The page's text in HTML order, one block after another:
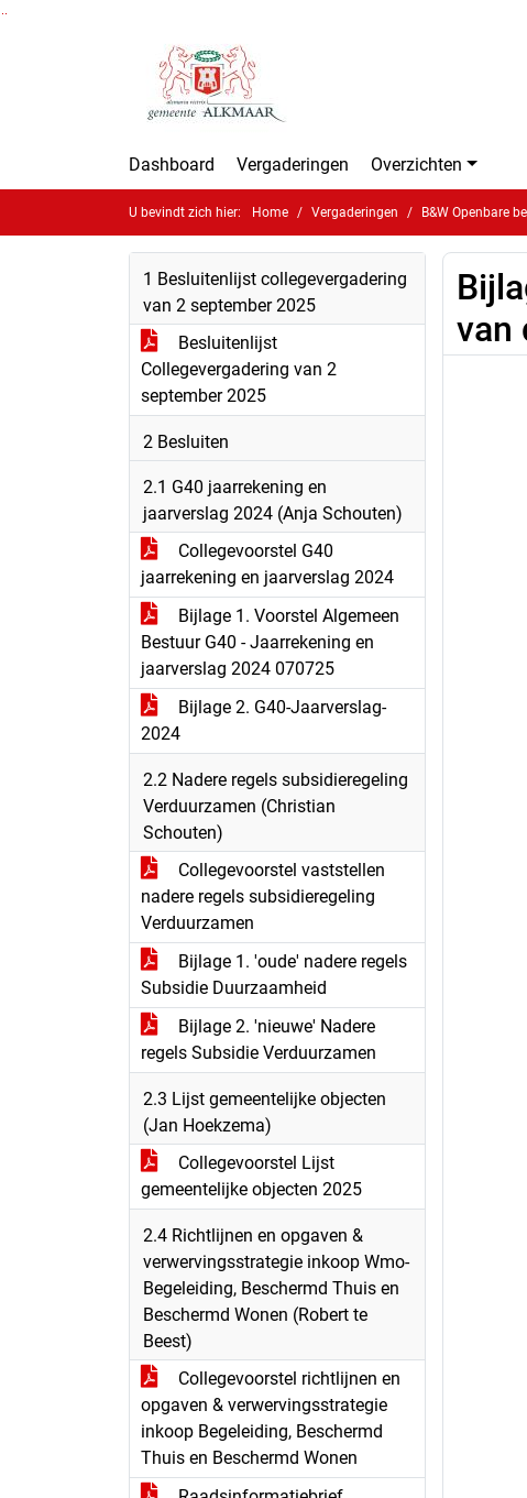
Dashboard Vergaderingen Overzichten
U bevindt zich hier: Home Vergaderingen B&W Openbare
1 Besluitenlijst collegevergadering
van 2 september 2025
Besluitenlijst
Collegevergadering van 2
september 2025
2 Besluiten
2.1 G40 jaarrekening en
jaarverslag 2024 (Anja Schouten)
Collegevoorstel G40
jaarrekening en jaarverslag 2024
Bijlage 1. Voorstel Algemeen
Bestuur G40 - Jaarrekening en
jaarverslag 2024 070725
Bijlage 2. G40-Jaarverslag-
2024
2.2 Nadere regels subsidieregeling
Verduurzamen (Christian
Schouten)
Collegevoorstel vaststellen
nadere regels subsidieregeling
Verduurzamen
Bijlage 1. 'oude' nadere regels
Subsidie Duurzaamheid
Bijlage 2. 'nieuwe' Nadere
regels Subsidie Verduurzamen
2.3 Lijst gemeentelijke objecten
(Jan Hoekzema)
Collegevoorstel Lijst
gemeentelijke objecten 2025
2.4 Richtlijnen en opgaven &
verwervingsstrategie inkoop Wmo-
Begeleiding, Beschermd Thuis en
Beschermd Wonen (Robert te
Beest)
Collegevoorstel richtlijnen en
opgaven & verwervingsstrategie
inkoop Begeleiding, Beschermd
Thuis en Beschermd Wonen
van